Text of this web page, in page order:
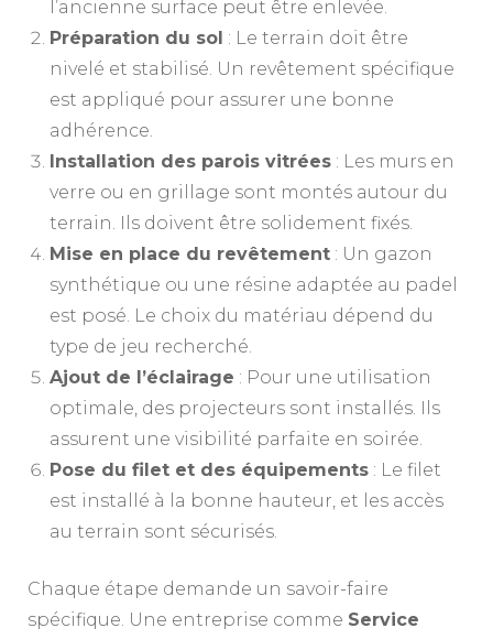
l’ancienne surface peut être enlevée.
Préparation du sol : Le terrain doit être
nivelé et stabilisé. Un revêtement spécifique
est appliqué pour assurer une bonne
adhérence.
Installation des parois vitrées : Les murs en
verre ou en grillage sont montés autour du
terrain. Ils doivent être solidement fixés.
Mise en place du revêtement : Un gazon
synthétique ou une résine adaptée au padel
est posé. Le choix du matériau dépend du
type de jeu recherché.
Ajout de l’éclairage : Pour une utilisation
optimale, des projecteurs sont installés. Ils
assurent une visibilité parfaite en soirée.
Pose du filet et des équipements : Le filet
est installé à la bonne hauteur, et les accès
au terrain sont sécurisés.
Chaque étape demande un savoir-faire
spécifique. Une entreprise comme Service